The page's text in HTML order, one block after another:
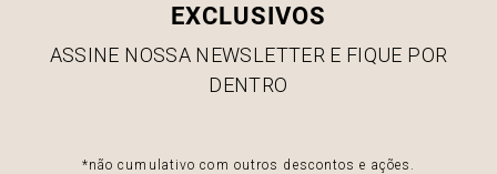
EXCLUSIVOS
ASSINE NOSSA NEWSLETTER E FIQUE POR
DENTRO
*não cumulativo com outros descontos e ações.